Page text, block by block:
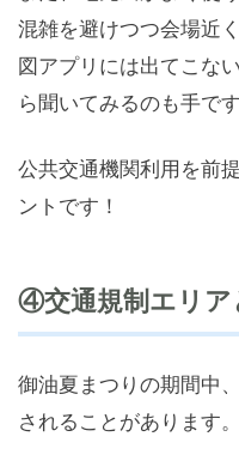
混雑を避けつつ会場近
図アプリには出てこな
ら聞いてみるのも手です
公共交通機関利用を前
ントです！
④交通規制エリア
御油夏まつりの期間中
されることがあります。